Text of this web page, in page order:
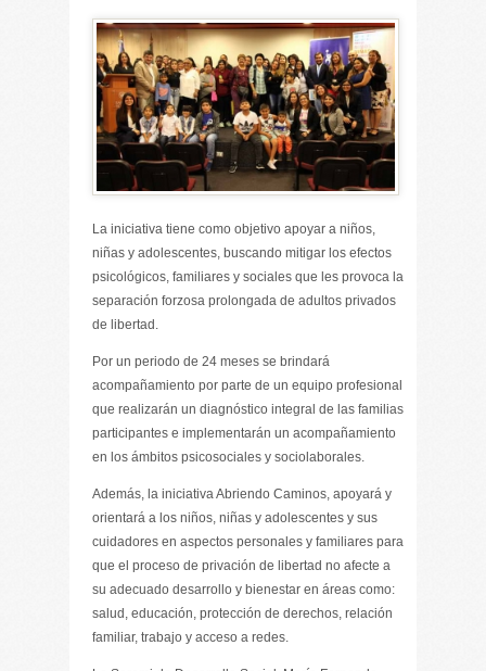
La iniciativa tiene como objetivo apoyar a niños,
niñas y adolescentes, buscando mitigar los efectos
psicológicos, familiares y sociales que les provoca la
separación forzosa prolongada de adultos privados
de libertad.
Por un periodo de 24 meses se brindará
acompañamiento por parte de un equipo profesional
que realizarán un diagnóstico integral de las familias
participantes e implementarán un acompañamiento
en los ámbitos psicosociales y sociolaborales.
Además, la iniciativa Abriendo Caminos, apoyará y
orientará a los niños, niñas y adolescentes y sus
cuidadores en aspectos personales y familiares para
que el proceso de privación de libertad no afecte a
su adecuado desarrollo y bienestar en áreas como:
salud, educación, protección de derechos, relación
familiar, trabajo y acceso a redes.